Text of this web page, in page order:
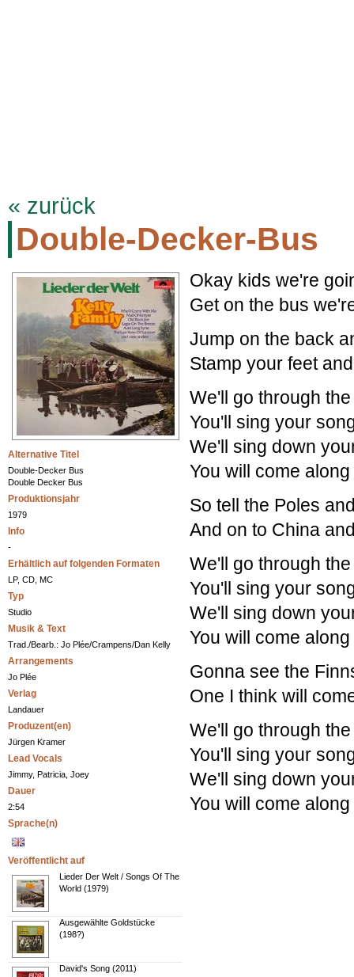
« zurück
Double-Decker-Bus
Alternative Titel
Double-Decker Bus
Double Decker Bus
Produktionsjahr
1979
Info
-
Erhältlich auf folgenden Formaten
LP, CD, MC
Typ
Studio
Musik & Text
Trad./Bearb.: Jo Plée/Crampens/Dan Kelly
Arrangements
Jo Plée
Verlag
Landauer
Produzent(en)
Jürgen Kramer
Lead Vocals
Jimmy, Patricia, Joey
Dauer
2:54
Sprache(n)
Veröffentlicht auf
Lieder Der Welt / Songs Of The
World (1979)
Ausgewählte Goldstücke
(198?)
David's Song (2011)
Okay kids we're
Get on the bus
Jump on the back
Stamp your feet
We'll go through
You'll sing your
We'll sing down
You will come
So tell the Poles
And on to China
We'll go through
You'll sing your
We'll sing down
You will come
Gonna see the
One I think will
We'll go through
You'll sing your
We'll sing down
You will come